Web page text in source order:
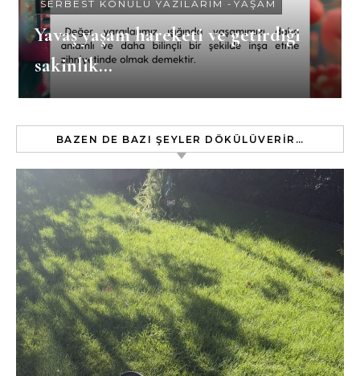
SERBEST KONULU YAZILARIM - YAŞAM
Yavaş yaşam hareketi ve getirdiği
sakinlik…
BAZEN DE BAZI ŞEYLER DÖKÜLÜVERIR…